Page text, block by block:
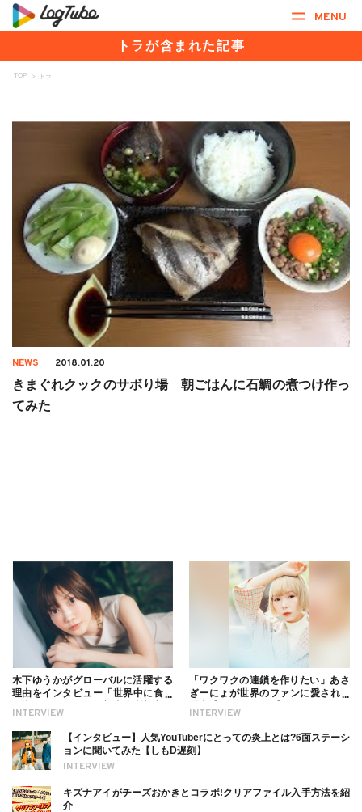
MENU
トラが含まれた記事
TOP > トラ
NEWS 2018.01.20
きまぐれクックのサボり場 朝ごはんに石鯛の煮つけ作っ
てみた
INTERVIEW
木下ゆうかがグローバルに活躍する
理由をインタビュー「世界中に食べ
ついても
INTERVIEW
「ワクワクの連鎖を作りたい」あさ
ぎーにょが世界のファンに愛される
INTERVIEW
【インタビュー】人気YouTuberにとっての炎上とは?6面ステーシ
ョンに聞いてみた【しもD遅刻】
キズナアイがチーズおかきとコラボ!クリアファイル入手方法を紹
介